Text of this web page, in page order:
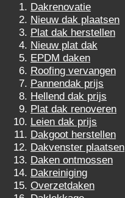
Dakrenovatie
Nieuw dak plaatsen
Plat dak herstellen
Nieuw plat dak
EPDM daken
Roofing vervangen
Pannendak prijs
Hellend dak prijs
Plat dak renoveren
Leien dak prijs
Dakgoot herstellen
Dakvenster plaatsen
Daken ontmossen
Dakreiniging
Overzetdaken